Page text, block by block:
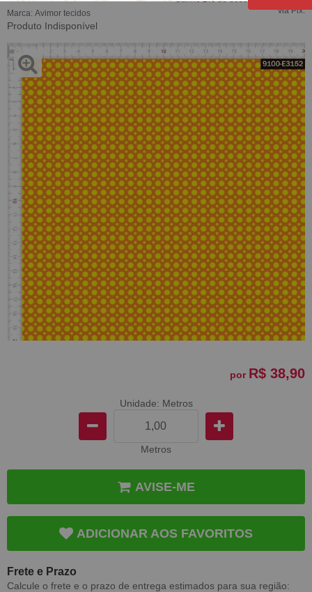
Marca: Avimor tecidos
Produto Indisponível
via Pix.
por R$ 38,90
Unidade: Metros
Metros
AVISE-ME
ADICIONAR AOS FAVORITOS
Frete e Prazo
Calcule o frete e o prazo de entrega estimados para sua região: